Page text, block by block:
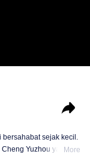
bersahabat sejak kecil.
Yuzhou yangMore